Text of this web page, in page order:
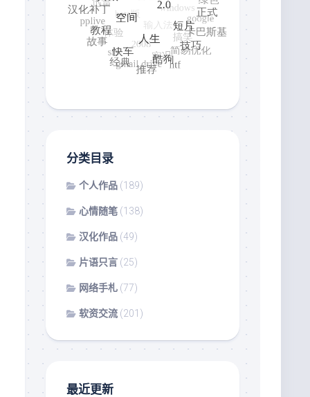
分类目录
个人作品 (189)
心情随笔 (138)
汉化作品 (49)
片语只言 (25)
网络手札 (77)
软资交流 (201)
最近更新